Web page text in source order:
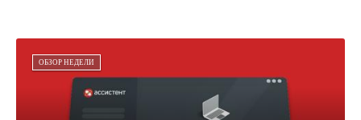
ОБЗОР НЕДЕЛИ